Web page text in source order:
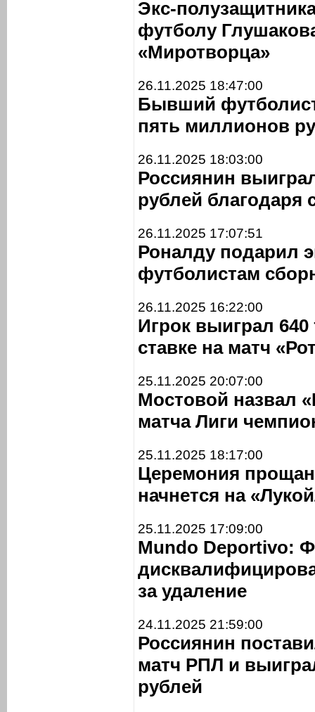
Экс-
футболу
«Миротворца»
26.11.2025 18:47:00
Бывший
пять миллионов
26.11.2025 18:03:00
Россиянин
рублей благодаря
26.11.2025 17:07:51
Роналду подарил
футболистам
26.11.2025 16:22:00
Игрок выиграл
ставке на матч
25.11.2025 20:07:00
Мостовой назвал
матча Лиги
25.11.2025 18:17:00
Церемония
начнется на
25.11.2025 17:09:00
Mundo Deportivo:
за удаление
24.11.2025 21:59:00
Россиянин
матч РПЛ и
рублей